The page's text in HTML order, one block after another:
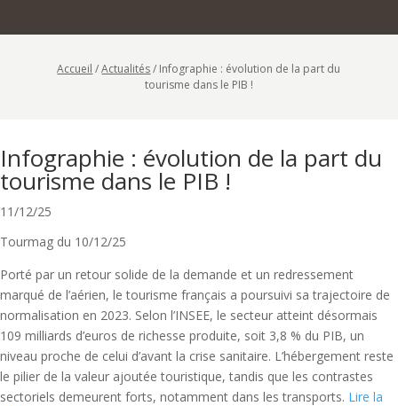
Accueil /Actualités/ Infographie : évolution de la part du
tourisme dans le PIB !
Infographie : évolution de la part du
tourisme dans le PIB !
11/12/25
Tourmag du 10/12/25
Porté par un retour solide de la demande et un redressement
marqué de l’aérien, le tourisme français a poursuivi sa trajectoire de
normalisation en 2023. Selon l’INSEE, le secteur atteint désormais
109 milliards d’euros de richesse produite, soit 3,8 % du PIB, un
niveau proche de celui d’avant la crise sanitaire. L’hébergement reste
le pilier de la valeur ajoutée touristique, tandis que les contrastes
sectoriels demeurent forts, notamment dans les transports. Lire la